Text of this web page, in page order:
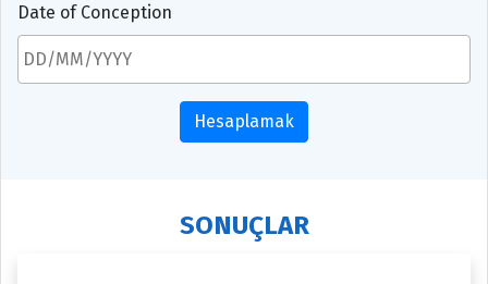
Date of Conception
Hesaplamak
SONUÇLAR